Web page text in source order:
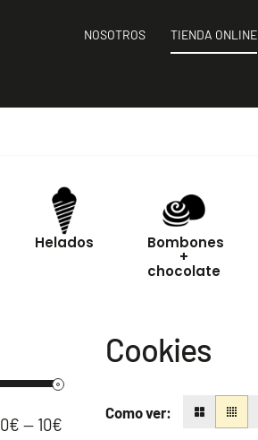
NOSOTROS TIENDA ONLINE
Helados Bombones
+
chocolate
0€ — 10€
Cookies
Como ver: